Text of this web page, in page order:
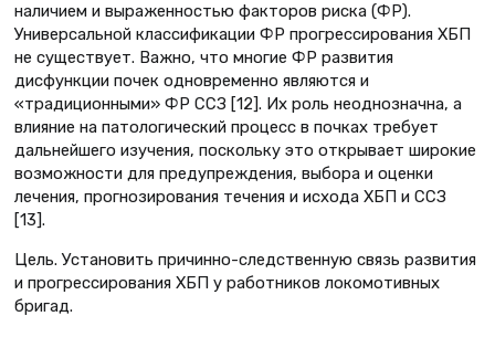
наличием и выраженностью факторов риска (ФР).
Универсальной классификации ФР прогрессирования ХБП
не существует. Важно, что многие ФР развития
дисфункции почек одновременно являются и
«традиционными» ФР ССЗ [12]. Их роль неоднозначна, а
влияние на патологический процесс в почках требует
дальнейшего изучения, поскольку это открывает широкие
возможности для предупреждения, выбора и оценки
лечения, прогнозирования течения и исхода ХБП и ССЗ
[13].
Цель. Установить причинно-следственную связь развития
и прогрессирования ХБП у работников локомотивных
бригад.